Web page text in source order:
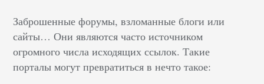
Заброшенные форумы, взломанные блоги или
сайты… Они являются часто источником
огромного числа исходящих ссылок. Такие
порталы могут превратиться в нечто такое: